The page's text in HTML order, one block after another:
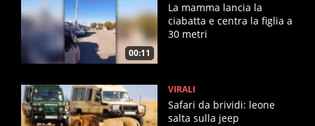
00:11
La mamma lancia la
ciabatta e centra la figlia a
30 metri
VIRALI
Safari da brividi: leone
salta sulla jeep